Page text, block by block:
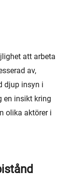
att arbeta
av,
djup insyn i
en insikt kring
olika aktörer i